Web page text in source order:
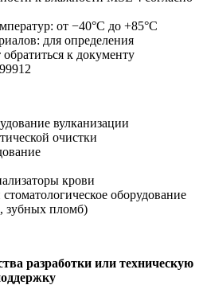
от −40°C до +85°C
для определения
обратиться к документу
вулканизации
очистки
крови
оборудование
зубных пломб)
разработки или техническую